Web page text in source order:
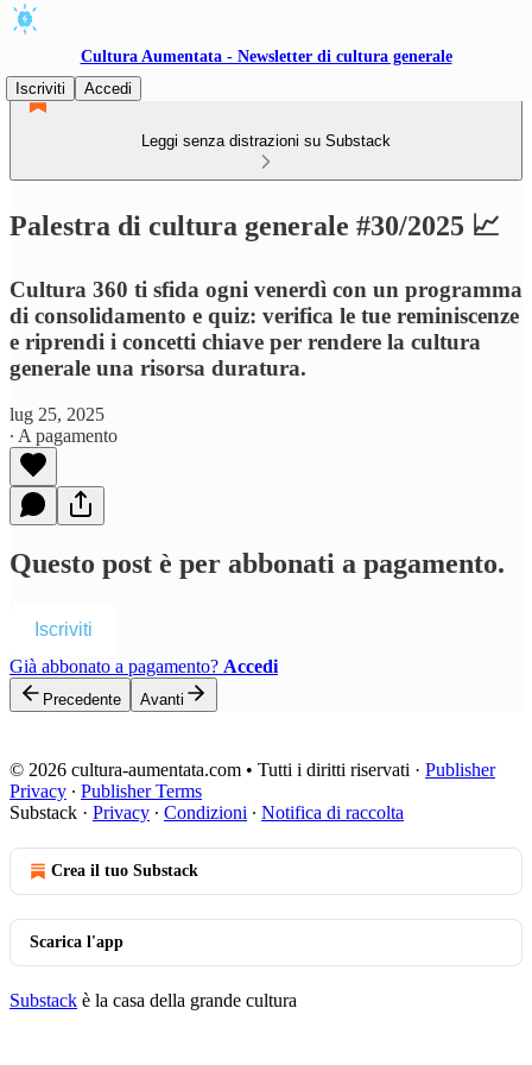
Cultura Aumentata - Newsletter di cultura generale
Iscriviti
Accedi
Leggi senza distrazioni su Substack
Palestra di cultura generale #30/2025 📈
Cultura 360 ti sfida ogni venerdì con un programma
di consolidamento e quiz: verifica le tue reminiscenze
e riprendi i concetti chiave per rendere la cultura
generale una risorsa duratura.
lug 25, 2025
∙ A pagamento
Questo post è per abbonati a pagamento.
Iscriviti
Già abbonato a pagamento? Accedi
Precedente Avanti
© 2026 cultura-aumentata.com • Tutti i diritti riservati · Publisher
Privacy ∙ Publisher Terms
Substack · Privacy ∙ Condizioni ∙ Notifica di raccolta
Crea il tuo Substack
Scarica l'app
Substack è la casa della grande cultura